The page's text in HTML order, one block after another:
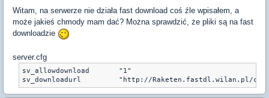
Witam, na serwerze nie działa fast download coś źle wpisałem, a
może jakieś chmody mam dać? Można sprawdzić, że pliki są na fast
downloadzie
server.cfg
sv_allowdownload       "1"
sv_downloadurl         "http://Raketen.fastdl.wilan.pl/